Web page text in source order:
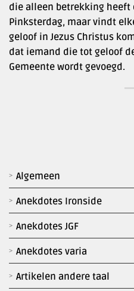
Algemeen
Anekdotes Ironside
Anekdotes JGF
Anekdotes varia
Artikelen andere taal
die alleen betrekking heeft
Pinksterdag, maar vindt
geloof in Jezus Christus
dat iemand die tot geloof
Gemeente wordt gevoegd.